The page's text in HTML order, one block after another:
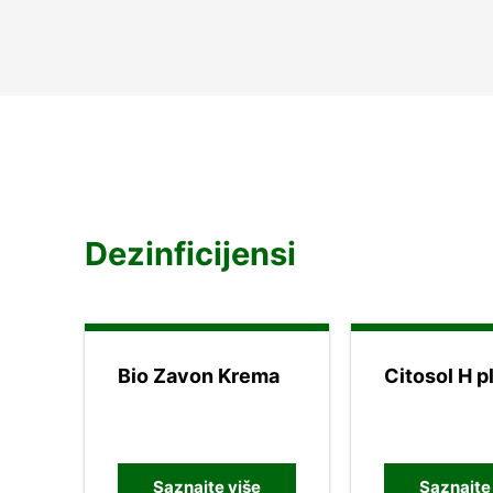
Dezinficijensi
Bio Zavon Krema
Saznajte više
Citosol H